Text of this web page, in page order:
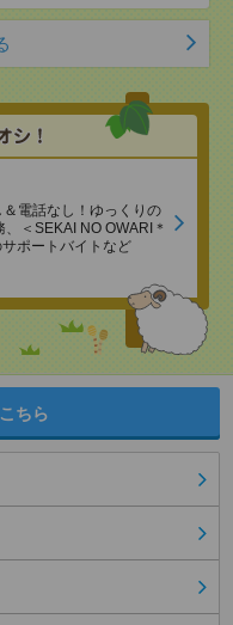
＆電話なし！ゆっくりの
＜SEKAI NO OWARI＊
ポートバイトなど
ちら